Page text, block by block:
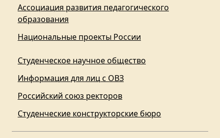
Ассоциация развития педагогического
образования
Национальные проекты России
Студенческое научное общество
Информация для лиц с ОВЗ
Российский союз ректоров
Студенческие конструкторские бюро